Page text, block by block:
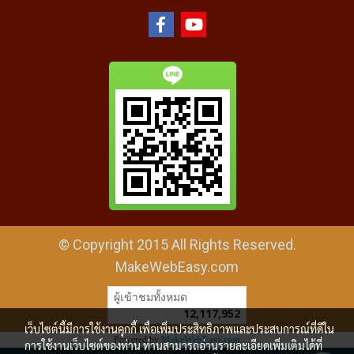
© Copyright 2015 All Rights Reserved.
MakeWebEasy.com
ผู้เข้าชมทั้งหมด
12,117,952
Powered by MakeWebEasy.com
เว็บไซต์นี้มีการใช้งานคุกกี้ เพื่อเพิ่มประสิทธิภาพและประสบการณ์ที่ดีใน
การใช้งานเว็บไซต์ของท่าน ท่านสามารถอ่านรายละเอียดเพิ่มเติมได้ที่